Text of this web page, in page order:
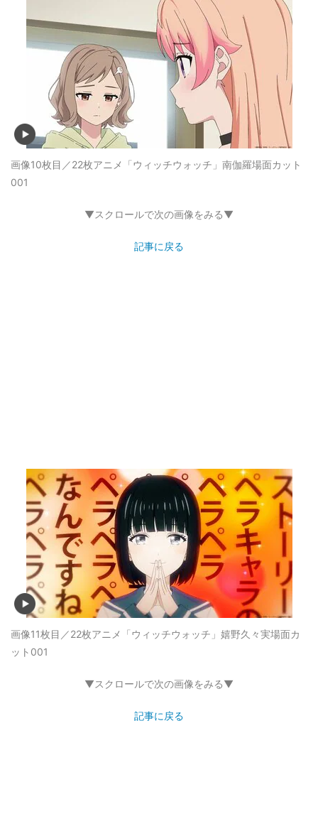
画像10枚目／22枚アニメ「ウィッチウォッチ」南伽羅場面カット
001
▼スクロールで次の画像をみる▼
記事に戻る
画像11枚目／22枚アニメ「ウィッチウォッチ」嬉野久々実場面カ
ット001
▼スクロールで次の画像をみる▼
記事に戻る